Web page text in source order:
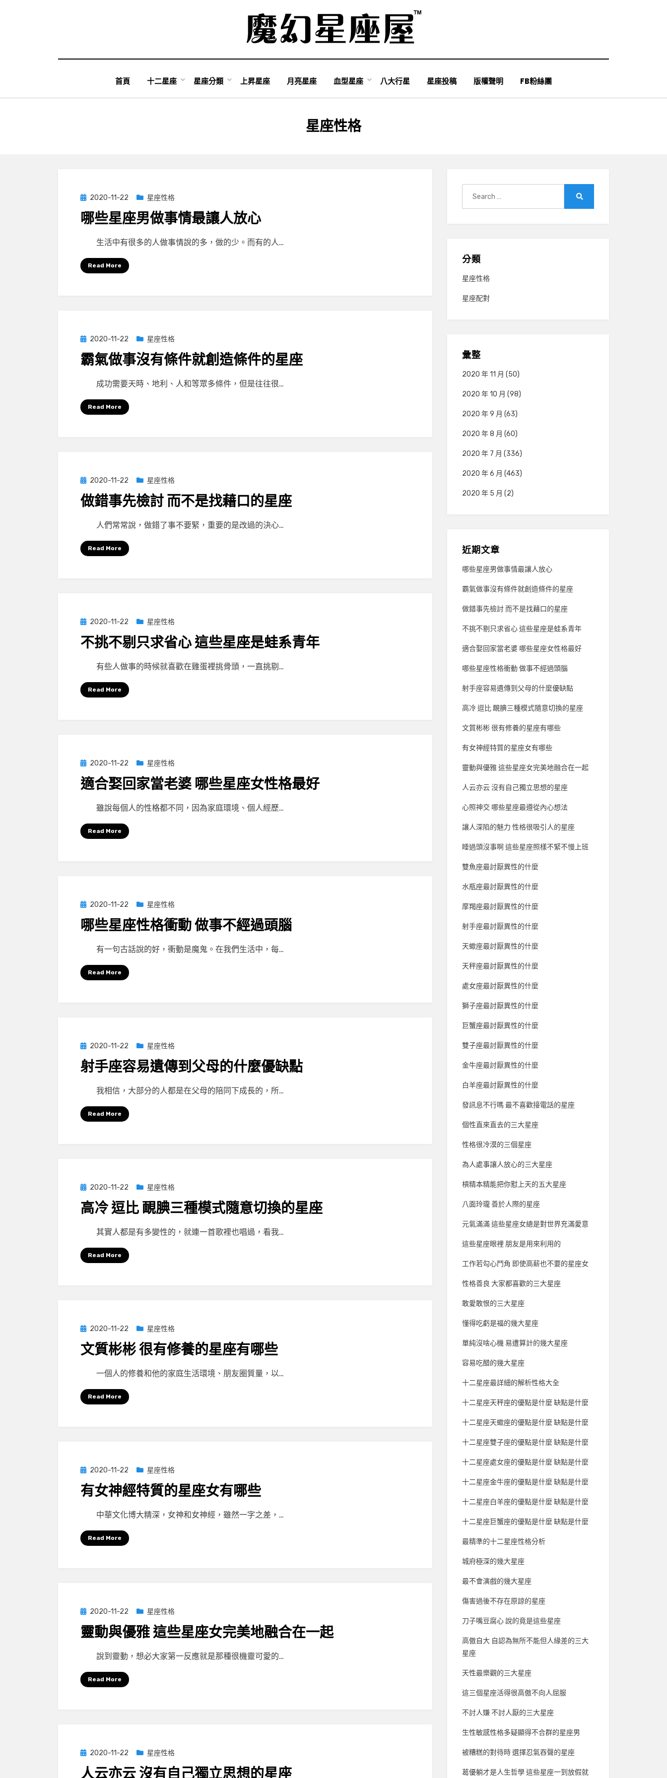
首頁 十二星座 星座分類 上昇星座 月亮星座 血型星座 八大行星 星座投稿 版權聲明 FB粉絲團
分類
:
星座性格
Posted
on
2020-11-22 星座性格
哪些星座男做事情最讓人放心
by小編
生活中有很多的人做事情說的多，做的少。而有的人…
Read More
Posted
on
2020-11-22 星座性格
霸氣做事沒有條件就創造條件的星座
by小編
成功需要天時、地利、人和等眾多條件，但是往往很…
Read More
Posted
on
2020-11-22 星座性格
做錯事先檢討 而不是找藉口的星座
小編
人們常常說，做錯了事不要緊，重要的是改過的決心…
Read More
Posted
on
2020-11-22 星座性格
不挑不剔只求省心 這些星座是蛙系青年
by小編
有些人做事的時候就喜歡在雞蛋裡挑骨頭，一直挑剔…
Read More
Posted
on
2020-11-22 星座性格
適合娶回家當老婆 哪些星座女性格最好
by小編
雖說每個人的性格都不同，因為家庭環境、個人經歷…
Read More
Posted
on
2020-11-22 星座性格
哪些星座性格衝動 做事不經過頭腦
by小編
有一句古話說的好，衝動是魔鬼。在我們生活中，每…
Read More
Posted
on
2020-11-22 星座性格
射手座容易遺傳到父母的什麼優缺點
by小編
我相信，大部分的人都是在父母的陪同下成長的，所…
Read More
Posted
on
2020-11-22 星座性格
高冷 逗比 靦腆三種模式隨意切換的星座
by小編
其實人都是有多變性的，就連一首歌裡也唱過，看我…
Read More
Posted
on
2020-11-22 星座性格
文質彬彬 很有修養的星座有哪些
小編
一個人的修養和他的家庭生活環境、朋友圈質量，以…
Read More
Posted
on
2020-11-22 星座性格
有女神經特質的星座女有哪些
by小編
中華文化博大精深，女神和女神經，雖然一字之差，…
Read More
Posted
on
2020-11-22 星座性格
靈動與優雅 這些星座女完美地融合在一起
by小編
說到靈動，想必大家第一反應就是那種很機靈可愛的…
Read More
Posted
on
2020-11-22 星座性格
人云亦云 沒有自己獨立思想的星座
分類
星座性格
星座配對
彙整
2020 年 11 月 (50)
2020 年 10 月 (98)
2020 年 9 月 (63)
2020 年 8 月 (60)
2020 年 7 月 (336)
2020 年 6 月 (463)
2020 年 5 月 (2)
近期文章
哪些星座男做事情最讓人放心
霸氣做事沒有條件就創造條件的星座
做錯事先檢討 而不是找藉口的星座
不挑不剔只求省心 這些星座是蛙系青年
適合娶回家當老婆 哪些星座女性格最好
哪些星座性格衝動 做事不經過頭腦
射手座容易遺傳到父母的什麼優缺點
高冷 逗比 靦腆三種模式隨意切換的星座
文質彬彬 很有修養的星座有哪些
有女神經特質的星座女有哪些
靈動與優雅 這些星座女完美地融合在一起
人云亦云 沒有自己獨立思想的星座
心照神交 哪些星座最遵從內心想法
讓人深陷的魅力 性格很吸引人的星座
睡過頭沒事啊 這些星座照樣不緊不慢上班
雙魚座最討厭異性的什麼
水瓶座最討厭異性的什麼
摩羯座最討厭異性的什麼
射手座最討厭異性的什麼
天蠍座最討厭異性的什麼
天秤座最討厭異性的什麼
處女座最討厭異性的什麼
獅子座最討厭異性的什麼
巨蟹座最討厭異性的什麼
雙子座最討厭異性的什麼
金牛座最討厭異性的什麼
白羊座最討厭異性的什麼
發訊息不行嗎 最不喜歡接電話的星座
個性直來直去的三大星座
性格很冷漠的三個星座
為人處事讓人放心的三大星座
槓精本精能把你懟上天的五大星座
八面玲瓏 善於人際的星座
元氣滿滿 這些星座女總是對世界充滿愛意
這些星座眼裡 朋友是用來利用的
工作若勾心鬥角 即使高薪也不要的星座女
性格善良 大家都喜歡的三大星座
敢愛敢恨的三大星座
懂得吃虧是福的幾大星座
單純沒啥心機 易遭算計的幾大星座
容易吃醋的幾大星座
十二星座最詳細的解析性格大全
十二星座天秤座的優點是什麼 缺點是什麼
十二星座天蠍座的優點是什麼 缺點是什麼
十二星座雙子座的優點是什麼 缺點是什麼
十二星座處女座的優點是什麼 缺點是什麼
十二星座金牛座的優點是什麼 缺點是什麼
十二星座白羊座的優點是什麼 缺點是什麼
十二星座巨蟹座的優點是什麼 缺點是什麼
最精準的十二星座性格分析
城府極深的幾大星座
最不會演戲的幾大星座
傷害過後不存在原諒的星座
刀子嘴豆腐心 說的竟是這些星座
高傲自大 自認為無所不能但人緣差的三大
星座
天性最樂觀的三大星座
這三個星座活得很高傲不向人屈服
不討人嫌 不討人厭的三大星座
生性敏感性格多疑顯得不合群的星座男
被糟糕的對待時 選擇忍氣吞聲的星座
葛優躺才是人生哲學 這些星座一到放假就